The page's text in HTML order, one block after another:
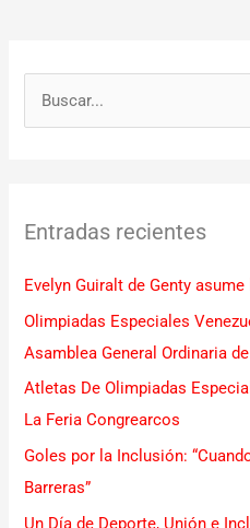
a
p
o
r
:
Entradas recientes
Evelyn Guiralt de Genty
Olimpiadas Especiales
Asamblea General Ordinaria
Atletas De Olimpiadas
La Feria Congrearcos
Goles por la Inclusión:
Barreras”
Un Día de Deporte, Unión e